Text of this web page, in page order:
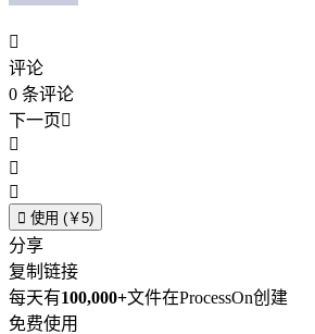

评论
0 条评论
下一页



 使用 (￥5)
分享
复制链接
每天有100,000+文件在ProcessOn创建
免费使用